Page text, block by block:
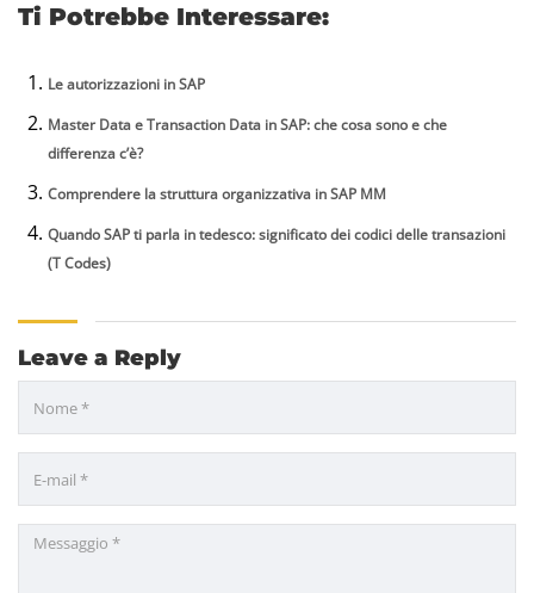
Ti Potrebbe Interessare:
Le autorizzazioni in SAP
Master Data e Transaction Data in SAP: che cosa sono e che
differenza c’è?
Comprendere la struttura organizzativa in SAP MM
Quando SAP ti parla in tedesco: significato dei codici delle transazioni
(T Codes)
Leave a Reply